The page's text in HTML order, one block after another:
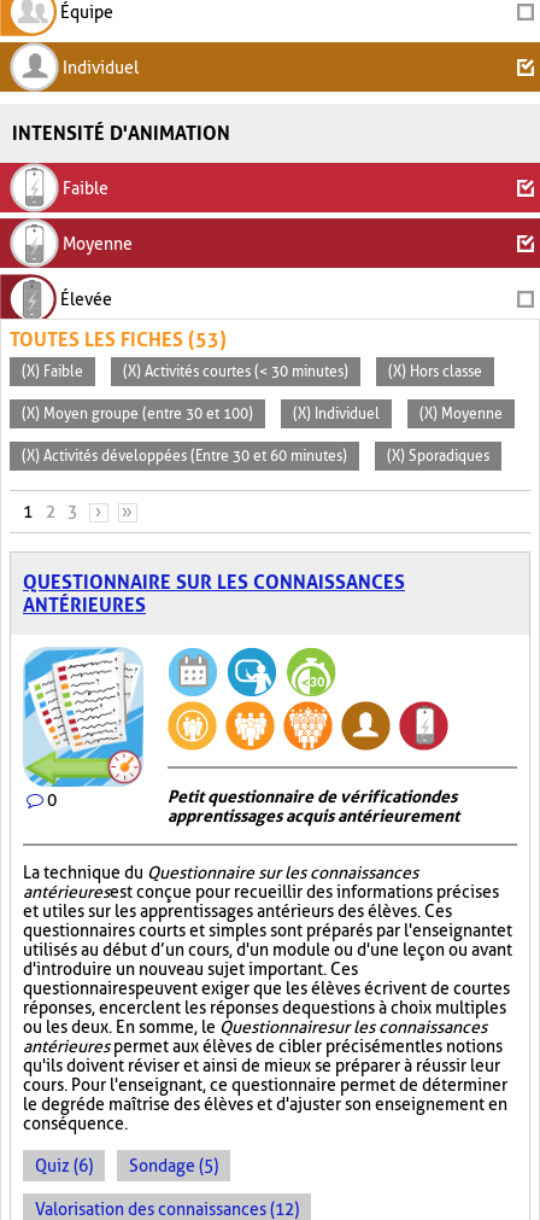
Équipe
Individuel
INTENSITÉ D'ANIMATION
Faible
Moyenne
Élevée
TOUTES LES FICHES (53)
(X) Faible (X) Activités courtes (< 30 minutes) (X) Hors classe
(X) Moyen groupe (entre 30 et 100) (X) Individuel (X) Moyenne
(X) Activités développées (Entre 30 et 60 minutes) (X) Sporadiques
PAGES
1 2 3 › »
QUESTIONNAIRE SUR LES CONNAISSANCES
ANTÉRIEURES
0
Petit questionnaire de vérification des
apprentissages acquis antérieurement
La technique du Questionnaire sur les connaissances
antérieuresest conçue pour recueillir des informations précises
et utiles sur les apprentissages antérieurs des élèves. Ces
questionnaires courts et simples sont préparés par l'enseignant et
utilisés au début d’un cours, d'un module ou d'une leçon ou avant
d'introduire un nouveau sujet important. Ces
questionnaires peuvent exiger que les élèves écrivent de courtes
réponses, encerclent les réponses de questions à choix multiples
ou les deux. En somme, le Questionnaire sur les connaissances
antérieurespermet aux élèves de cibler précisément les notions
qu'ils doivent réviser et ainsi de mieux se préparer à réussir leur
cours. Pour l'enseignant, ce questionnaire permet de déterminer
le degré de maîtrise des élèves et d'ajuster son enseignement en
conséquence.
Quiz (6) Sondage (5)
Valorisation des connaissances (12)